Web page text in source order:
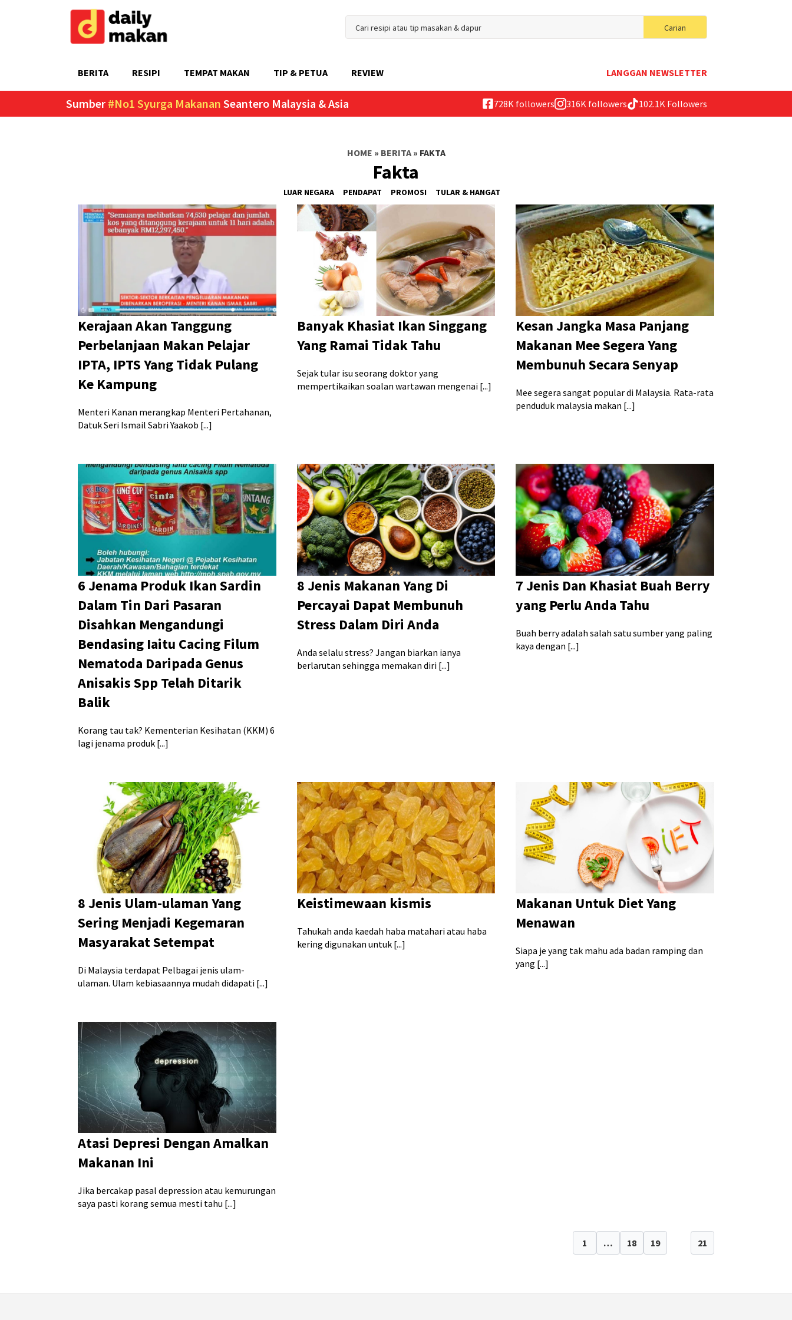
Carian
for:
BERITA RESIPI TEMPAT MAKAN TIP & PETUA REVIEW LANGGAN NEWSLETTER
Sumber #No1 Syurga Makanan Seantero Malaysia & Asia 728K followers 316K followers 102.1K Followers
HOME » BERITA » FAKTA
Fakta
LUAR NEGARA PENDAPAT PROMOSI TULAR & HANGAT
Kerajaan Akan Tanggung
Perbelanjaan Makan Pelajar
IPTA, IPTS Yang Tidak Pulang
Ke Kampung
Menteri Kanan merangkap Menteri Pertahanan,
Datuk Seri Ismail Sabri Yaakob [...]
Banyak Khasiat Ikan Singgang
Yang Ramai Tidak Tahu
Sejak tular isu seorang doktor yang
mempertikaikan soalan wartawan mengenai [...]
Kesan Jangka Masa Panjang
Makanan Mee Segera Yang
Membunuh Secara Senyap
Mee segera sangat popular di Malaysia. Rata-rata
penduduk malaysia makan [...]
6 Jenama Produk Ikan Sardin
Dalam Tin Dari Pasaran
Disahkan Mengandungi
Bendasing Iaitu Cacing Filum
Nematoda Daripada Genus
Anisakis Spp Telah Ditarik
Balik
Korang tau tak? Kementerian Kesihatan (KKM) 6
lagi jenama produk [...]
8 Jenis Makanan Yang Di
Percayai Dapat Membunuh
Stress Dalam Diri Anda
Anda selalu stress? Jangan biarkan ianya
berlarutan sehingga memakan diri [...]
7 Jenis Dan Khasiat Buah Berry
yang Perlu Anda Tahu
Buah berry adalah salah satu sumber yang paling
kaya dengan [...]
8 Jenis Ulam-ulaman Yang
Sering Menjadi Kegemaran
Masyarakat Setempat
Di Malaysia terdapat Pelbagai jenis ulam-
ulaman. Ulam kebiasaannya mudah didapati [...]
Keistimewaan kismis
Tahukah anda kaedah haba matahari atau haba
kering digunakan untuk [...]
Makanan Untuk Diet Yang
Menawan
Siapa je yang tak mahu ada badan ramping dan
yang [...]
Atasi Depresi Dengan Amalkan
Makanan Ini
Jika bercakap pasal depression atau kemurungan
saya pasti korang semua mesti tahu [...]
1 … 18 19 21